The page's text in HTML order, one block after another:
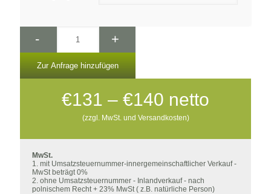
- +
Zur Anfrage hinzufügen
€131 – €140 Preisspanne:
€131
bis
netto
(zzgl. MwSt. und Versandkosten)
MwSt.
1. mit Umsatzsteuernummer-innergemeinschaftlicher Verkauf -
MwSt beträgt 0%
2. ohne Umsatzsteuernummer - Inlandverkauf - nach
polnischem Recht + 23% MwSt ( z.B. natürliche Person)